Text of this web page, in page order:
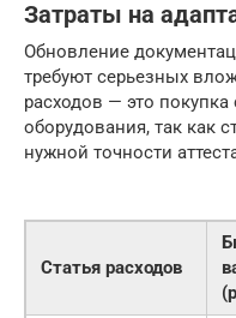
Затраты на
Обновление
требуют серьезных
расходов — это
оборудования, так как
нужной точности
Статья расходов